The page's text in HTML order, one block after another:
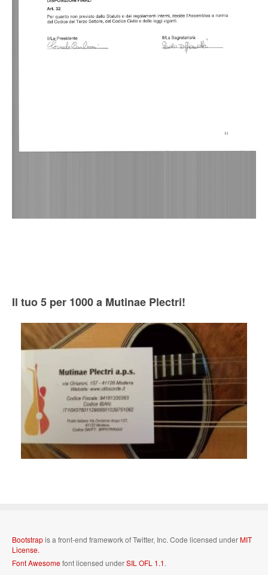
Il tuo 5 per 1000 a Mutinae Plectri!
Bootstrapis a front-end framework of Twitter, Inc. Code licensed underMIT
License.
Font Awesomefont licensed underSIL OFL 1.1.